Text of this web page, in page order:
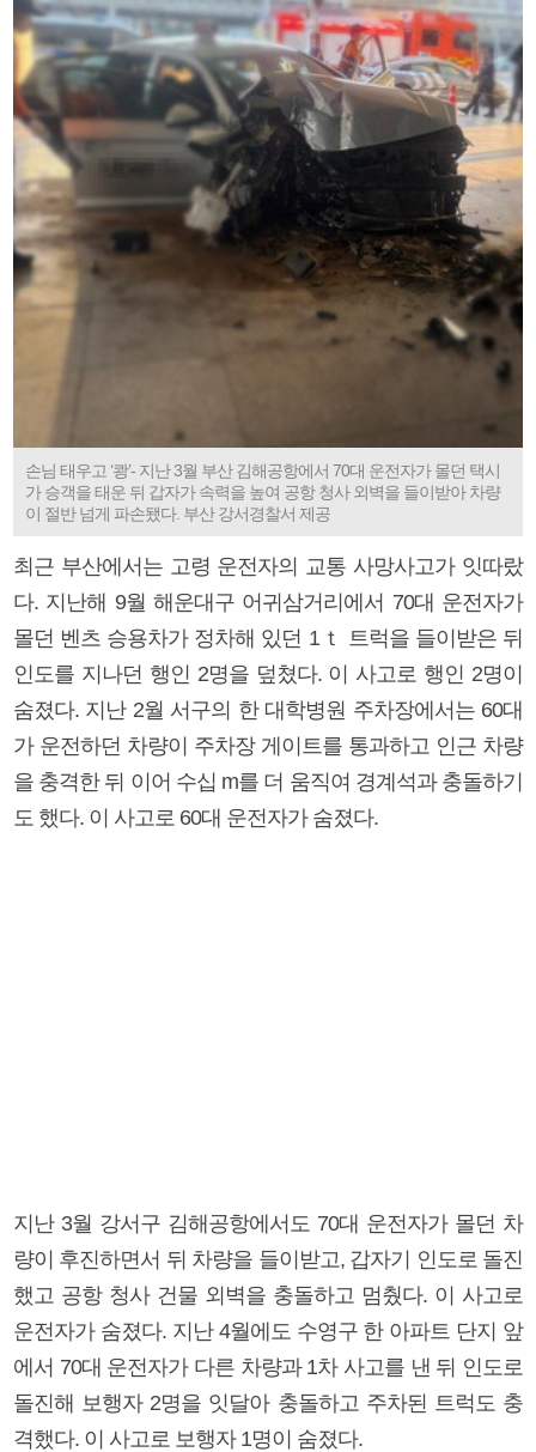
손님 태우고 ‘쾅’- 지난 3월 부산 김해공항에서 70대 운전자가 몰던 택시
가 승객을 태운 뒤 갑자가 속력을 높여 공항 청사 외벽을 들이받아 차량
이 절반 넘게 파손됐다. 부산 강서경찰서 제공
최근 부산에서는 고령 운전자의 교통 사망사고가 잇따랐
다. 지난해 9월 해운대구 어귀삼거리에서 70대 운전자가
몰던 벤츠 승용차가 정차해 있던 1ｔ 트럭을 들이받은 뒤
인도를 지나던 행인 2명을 덮쳤다. 이 사고로 행인 2명이
숨졌다. 지난 2월 서구의 한 대학병원 주차장에서는 60대
가 운전하던 차량이 주차장 게이트를 통과하고 인근 차량
을 충격한 뒤 이어 수십 m를 더 움직여 경계석과 충돌하기
도 했다. 이 사고로 60대 운전자가 숨졌다.
지난 3월 강서구 김해공항에서도 70대 운전자가 몰던 차
량이 후진하면서 뒤 차량을 들이받고, 갑자기 인도로 돌진
했고 공항 청사 건물 외벽을 충돌하고 멈췄다. 이 사고로
운전자가 숨졌다. 지난 4월에도 수영구 한 아파트 단지 앞
에서 70대 운전자가 다른 차량과 1차 사고를 낸 뒤 인도로
돌진해 보행자 2명을 잇달아 충돌하고 주차된 트럭도 충
격했다. 이 사고로 보행자 1명이 숨졌다.